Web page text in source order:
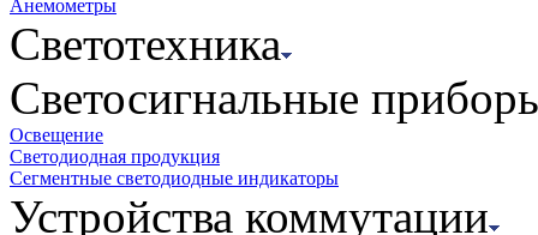
Анемометры
Светотехника
Светосигнальные
Освещение
Светодиодная продукция
Сегментные светодиодные индикаторы
Устройства коммутации